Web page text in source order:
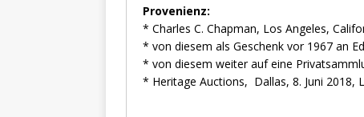
Provenienz:
* Charles C. Chapman, Los Angeles,
* von diesem als Geschenk vor 1967 an
* von diesem weiter auf eine
* Heritage Auctions, Dallas, 8. Juni 2018,